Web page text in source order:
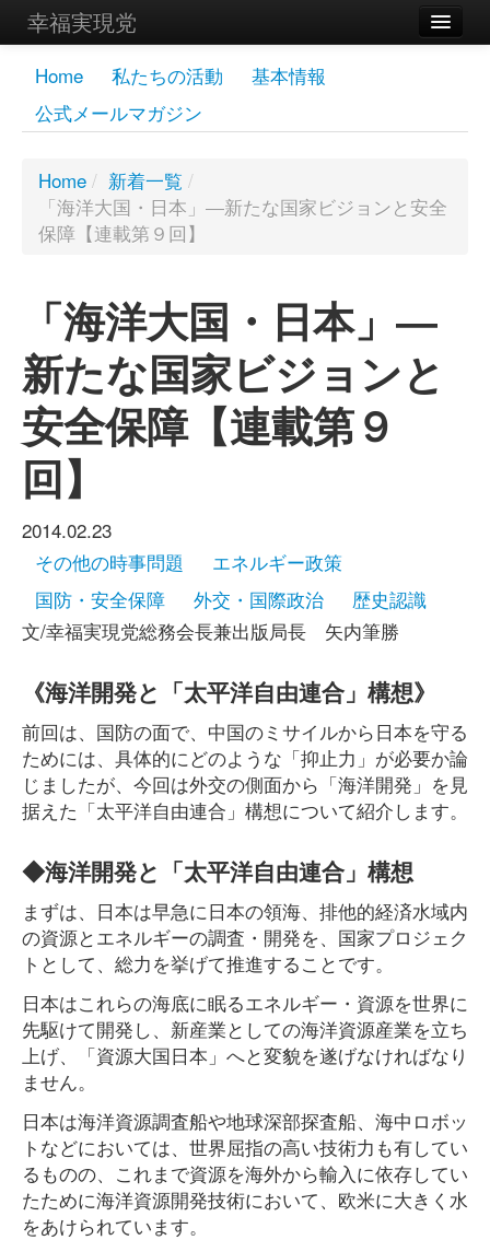
幸福実現党
メンバーズページ
党員
お問い合わせ
Home 私たちの活動
基本情報
公式メールマガジン
Home / 新着一覧 /
「海洋大国・日本」―新たな国家ビジョンと安全
保障【連載第９回】
「海洋大国・日本」―
新たな国家ビジョンと
安全保障【連載第９
回】
2014.02.23
その他の時事問題
エネルギー政策
国防・安全保障
外交・国際政治
歴史認識
文/幸福実現党総務会長兼出版局長 矢内筆勝
《海洋開発と「太平洋自由連合」構想》
前回は、国防の面で、中国のミサイルから日本を守る
ためには、具体的にどのような「抑止力」が必要か論
じましたが、今回は外交の側面から「海洋開発」を見
据えた「太平洋自由連合」構想について紹介します。
◆海洋開発と「太平洋自由連合」構想
まずは、日本は早急に日本の領海、排他的経済水域内
の資源とエネルギーの調査・開発を、国家プロジェク
トとして、総力を挙げて推進することです。
日本はこれらの海底に眠るエネルギー・資源を世界に
先駆けて開発し、新産業としての海洋資源産業を立ち
上げ、「資源大国日本」へと変貌を遂げなければなり
ません。
日本は海洋資源調査船や地球深部探査船、海中ロボッ
トなどにおいては、世界屈指の高い技術力も有してい
るものの、これまで資源を海外から輸入に依存してい
たために海洋資源開発技術において、欧米に大きく水
をあけられています。